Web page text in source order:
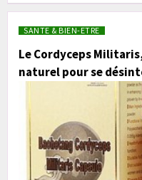
SANTE & BIEN-ETRE
Le Cordyceps
naturel pour se